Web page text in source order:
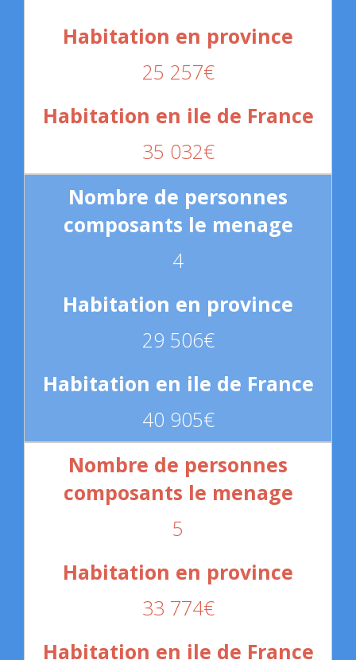
25 257€
35 032€
4
29 506€
40 905€
5
33 774€